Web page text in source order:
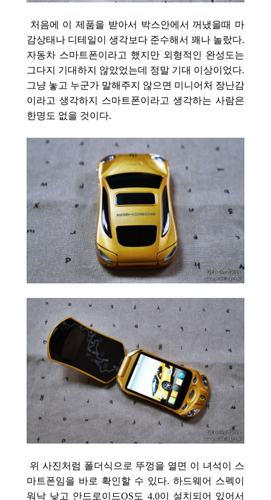
처음에 이 제품을 받아서 박스안에서 꺼냈을때 마
감상태나 디테일이 생각보다 준수해서 꽤나 놀랐다.
자동차 스마트폰이라고 했지만 외형적인 완성도는
그다지 기대하지 않았었는데 정말 기대 이상이었다.
그냥 놓고 누군가 말해주지 않으면 미니어처 장난감
이라고 생각하지 스마트폰이라고 생각하는 사람은
한명도 없을 것이다.
위 사진처럼 폴더식으로 뚜껑을 열면 이 녀석이 스
마트폰임을 바로 확인할 수 있다. 하드웨어 스펙이
워낙 낮고 안드로이드OS도 4.0이 설치되어 있어서